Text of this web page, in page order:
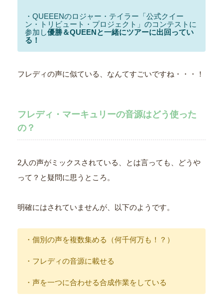
・QUEEENのロジャー・テイラー「公式クイー
ン・トリビュート・プロジェクト」のコンテストに
参加し優勝＆QUEENと一緒にツアーに出回ってい
る！
フレディの声に似ている、なんてすごいですね・・・！
フレディ・マーキュリーの音源はどう使った
の？
2人の声がミックスされている、とは言っても、どうや
って？と疑問に思うところ。
明確にはされていませんが、以下のようです。
・個別の声を複数集める（何千何万も！？）
・フレディの音源に載せる
・声を一つに合わせる合成作業をしている